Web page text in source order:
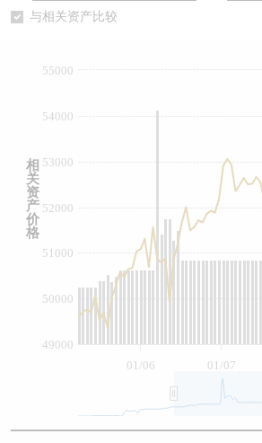
与相关资产比较
01/06 01/07
50000
52000
54000
49000
51000
53000
55000
相
关
资
产
价
格
认股证/牛熊证日志
牛熊证到期结算价查找
牛熊证文件及公告 (瑞信)
中资ETFs溢价比较
收市竞价变化